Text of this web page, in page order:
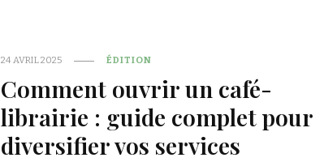
24 AVRIL 2025 ÉDITION
Comment ouvrir un café-
librairie : guide complet pour
diversifier vos services